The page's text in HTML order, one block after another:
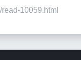
10059.html